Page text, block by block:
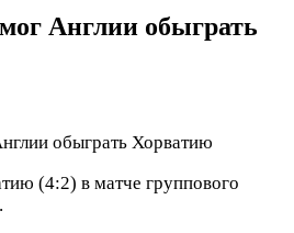
Англии обыграть
(4:2) в матче группового